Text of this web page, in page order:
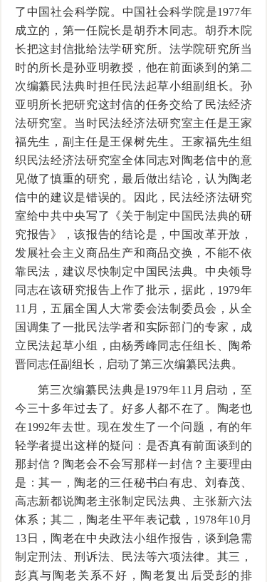
了中国社会科学院。中国社会科学院是1977年
成立的，第一任院长是胡乔木同志。胡乔木院
长把这封信批给法学研究所。法学院研究所当
时的所长是孙亚明教授，他在前面谈到的第二
次编纂民法典时担任民法起草小组副组长。孙
亚明所长把研究这封信的任务交给了民法经济
法研究室。当时民法经济法研究室主任是王家
福先生，副主任是王保树先生。王家福先生组
织民法经济法研究室全体同志对陶老信中的意
见做了慎重的研究，最后做出结论，认为陶老
信中的建议是错误的。因此，民法经济法研究
室给中共中央写了《关于制定中国民法典的研
究报告》，该报告的结论是，中国改革开放，
发展社会主义商品生产和商品交换，不能不依
靠民法，建议尽快制定中国民法典。中央领导
同志在该研究报告上作了批示，据此，1979年
11月，五届全国人大常委会法制委员会，从全
国调集了一批民法学者和实际部门的专家，成
立民法起草小组，由杨秀峰同志任组长、陶希
晋同志任副组长，启动了第三次编纂民法典。
第三次编纂民法典是1979年11月启动，至
今三十多年过去了。好多人都不在了。陶老也
在1992年去世。现在发生了一个问题，有的年
轻学者提出这样的疑问：是否真有前面谈到的
那封信？陶老会不会写那样一封信？主要理由
是：其一，陶老的三任秘书白有忠、刘春茂、
高志新都说陶老主张制定民法典、主张新六法
体系；其二，陶老生平年表记载，1978年10月
13日，陶老在中央政法小组作报告，谈到急需
制定刑法、刑诉法、民法等六项法律。其三，
彭真与陶老关系不好，陶老复出后受彭的排